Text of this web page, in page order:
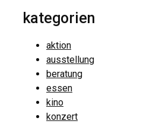
kategorien
aktion
ausstellung
beratung
essen
kino
konzert